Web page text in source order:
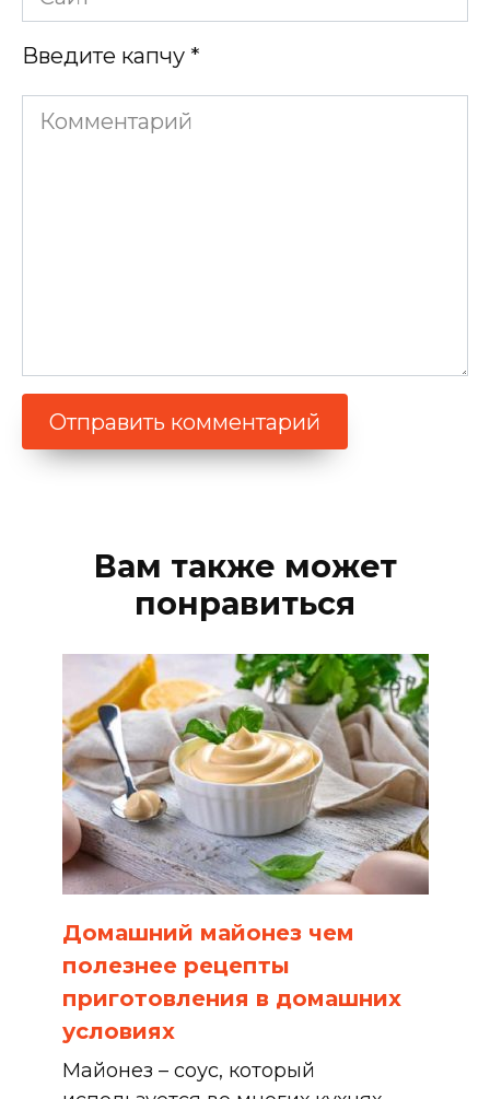
Введите капчу *
Комментарий
Вам также может
понравиться
Домашний майонез чем
полезнее рецепты
приготовления в домашних
условиях
Майонез – соус, который